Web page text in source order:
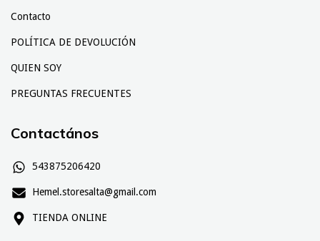
Contacto
POLÍTICA DE DEVOLUCIÓN
QUIEN SOY
PREGUNTAS FRECUENTES
Contactános
543875206420
Hemel.storesalta@gmail.com
TIENDA ONLINE